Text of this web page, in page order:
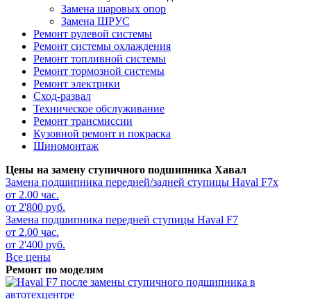
Замена шаровых опор
Замена ШРУС
Ремонт рулевой системы
Ремонт системы охлаждения
Ремонт топливной системы
Ремонт тормозной системы
Ремонт электрики
Сход-развал
Техническое обслуживание
Ремонт трансмиссии
Кузовной ремонт и покраска
Шиномонтаж
Цены на замену ступичного подшипника Хавал
Замена подшипника передней/задней ступицы Haval F7x
от 2.00 час.
от 2'800 руб.
Замена подшипника передней ступицы Haval F7
от 2.00 час.
от 2'400 руб.
Все цены
Ремонт по моделям